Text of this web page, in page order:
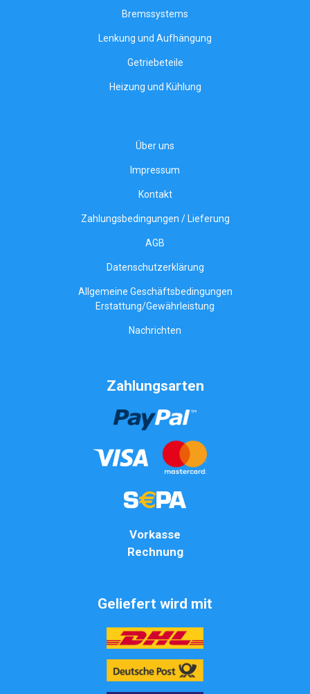
Bremssystems
Lenkung und Aufhängung
Getriebeteile
Heizung und Kühlung
Über uns
Impressum
Kontakt
Zahlungsbedingungen / Lieferung
AGB
Datenschutzerklärung
Allgemeine Geschäftsbedingungen
Erstattung/Gewährleistung
Nachrichten
Zahlungsarten
Vorkasse
Rechnung
Geliefert wird mit